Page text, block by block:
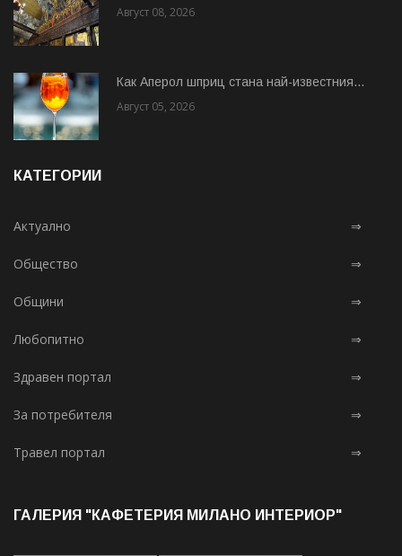
Август 08, 2026
Как Аперол шприц стана най-известния...
Август 05, 2026
КАТЕГОРИИ
Актуално ⇒
Общество ⇒
Общини ⇒
Любопитно ⇒
Здравен портал ⇒
За потребителя ⇒
Травел портал ⇒
ГАЛЕРИЯ "КАФЕТЕРИЯ МИЛАНО ИНТЕРИОР"